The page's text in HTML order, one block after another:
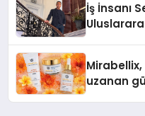
İş İnsanı
uzanan